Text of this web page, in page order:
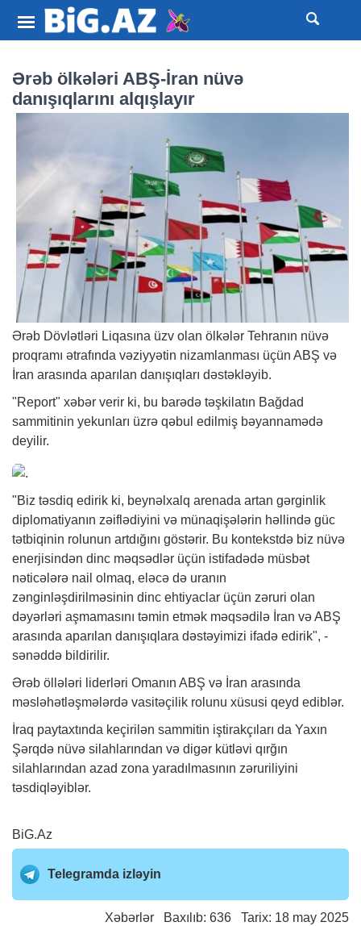
Ərəb ölkələri ABŞ-İran nüvə
danışıqlarını alqışlayır
Ərəb Dövlətləri Liqasına üzv olan ölkələr Tehranın nüvə
proqramı ətrafında vəziyyətin nizamlanması üçün ABŞ və
İran arasında aparılan danışıqları dəstəkləyib.
"Report" xəbər verir ki, bu barədə təşkilatın Bağdad
sammitinin yekunları üzrə qəbul edilmiş bəyannamədə
deyilir.
"Biz təsdiq edirik ki, beynəlxalq arenada artan gərginlik
diplomatiyanın zəiflədiyini və münaqişələrin həllində güc
tətbiqinin rolunun artdığını göstərir. Bu kontekstdə biz nüvə
enerjisindən dinc məqsədlər üçün istifadədə müsbət
nəticələrə nail olmaq, eləcə də uranın
zənginləşdirilməsinin dinc ehtiyaclar üçün zəruri olan
dəyərləri aşmamasını təmin etmək məqsədilə İran və ABŞ
arasında aparılan danışıqlara dəstəyimizi ifadə edirik", -
sənəddə bildirilir.
Ərəb öllələri liderləri Omanın ABŞ və İran arasında
məsləhətləşmələrdə vasitəçilik rolunu xüsusi qeyd ediblər.
İraq paytaxtında keçirilən sammitin iştirakçıları da Yaxın
Şərqdə nüvə silahlarından və digər kütləvi qırğın
silahlarından azad zona yaradılmasının zəruriliyini
təsdiqləyiblər.
BiG.Az
Telegramda izləyin
Xəbərlər Baxılıb: 636 Tarix: 18 may 2025